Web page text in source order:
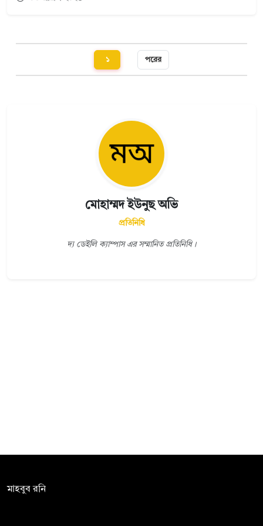
১ পরের
মোহাম্মদ ইউনুছ অভি
প্রতিনিধি
দ্য ডেইলি ক্যাম্পাস এর সম্মানিত প্রতিনিধি।
মাহবুব রনি